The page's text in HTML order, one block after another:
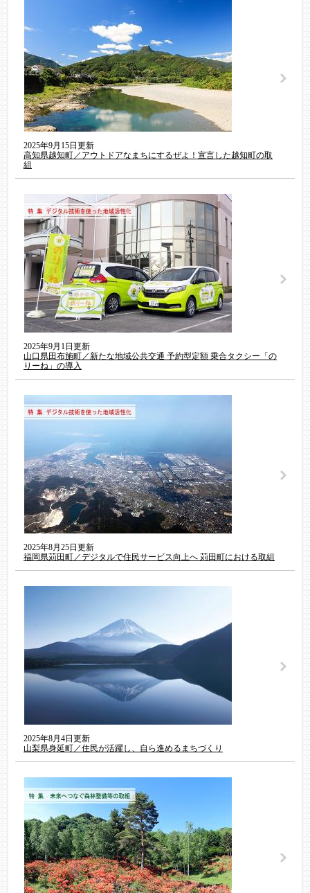
2025年9月15日更新
高知県越知町／アウトドアなまちにするぜよ！宣言した越知町の取
組
2025年9月1日更新
山口県田布施町／新たな地域公共交通 予約型定額 乗合タクシー「の
りーね」の導入
2025年8月25日更新
福岡県苅田町／デジタルで住民サービス向上へ 苅田町における取組
2025年8月4日更新
山梨県身延町／住民が活躍し、自ら進めるまちづくり